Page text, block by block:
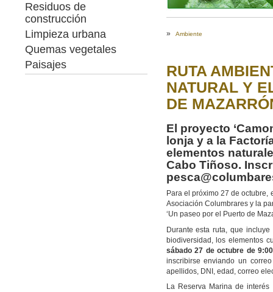
Residuos de
construcción
Limpieza urbana
Quemas vegetales
Paisajes
» Ambiente
RUTA
NATURAL Y
DE
El proyecto
lonja y a la
elementos
Cabo Tiñoso.
Para el próximo 27 de octubre,
Asociación Columbrares y la
‘Un paseo por el Puerto de
Durante esta ruta, que
biodiversidad, los elementos
sábado 27 de octubre de
inscribirse enviando un
apellidos, DNI, edad, correo
La Reserva Marina de